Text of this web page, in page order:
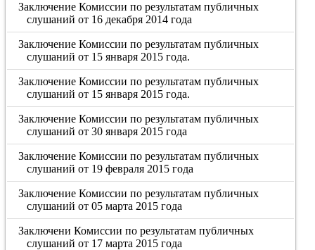
Заключение Комиссии по результатам публичных
слушаний от 16 декабря 2014 года
Заключение Комиссии по результатам публичных
слушаний от 15 января 2015 года.
Заключение Комиссии по результатам публичных
слушаний от 15 января 2015 года.
Заключение Комиссии по результатам публичных
слушаний от 30 января 2015 года
Заключение Комиссии по результатам публичных
слушаний от 19 февраля 2015 года
Заключение Комиссии по результатам публичных
слушаний от 05 марта 2015 года
Заключени Комиссии по результатам публичных
слушаний от 17 марта 2015 года